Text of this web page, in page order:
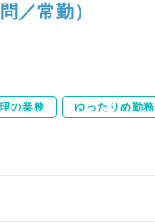
／常勤）
の業務 ゆったりめ勤務